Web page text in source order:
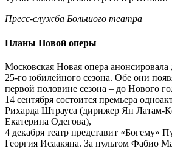
Пресс-служба Большого театра
Планы Новой оперы
Московская Новая опера
25-го юбилейного сезона. Обе они
первой половине сезона – до Нового
14 сентября состоится премьера
Рихарда Штрауса (дирижер Ян Латам-
Екатерина Одегова),
4 декабря театр представит «Богему»
Георгия Исаакяна. За пультом Фабио